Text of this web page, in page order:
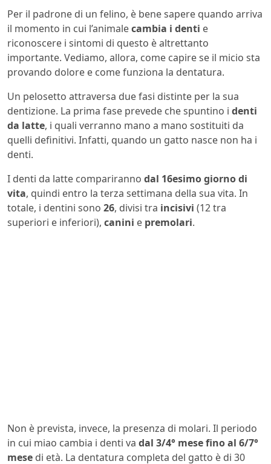
Per il padrone di un felino, è bene sapere quando arriva
il momento in cui l’animalecambia i denti e
riconoscere i sintomi di questo è altrettanto
importante. Vediamo, allora, come capire se il micio sta
provando dolore e come funziona la dentatura.
Un pelosetto attraversa due fasi distinte per la sua
dentizione. La prima fase prevede che spuntino i denti
da latte, i quali verranno mano a mano sostituiti da
quelli definitivi. Infatti, quando un gatto nasce non ha i
denti.
I denti da latte compariranno dal 16esimo giorno di
vita, quindi entro la terza settimana della sua vita. In
totale, i dentini sono 26, divisi tra incisivi (12 tra
superiori e inferiori), canini e premolari.
Non è prevista, invece, la presenza di molari. Il periodo
in cui miao cambia i denti va dal 3/4° mese fino al 6/7°
mese di età. La dentatura completa del gatto è di 30